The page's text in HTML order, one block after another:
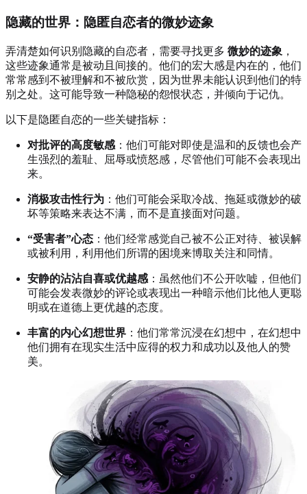
隐藏的世界：隐匿自恋者的微妙迹象
弄清楚如何识别隐藏的自恋者，需要寻找更多 微妙的迹象 ，
这些迹象通常是被动且间接的。他们的宏大感是内在的，他们
常常感到不被理解和不被欣赏，因为世界未能认识到他们的特
别之处。这可能导致一种隐秘的怨恨状态，并倾向于记仇。
以下是隐匿自恋的一些关键指标：
对批评的高度敏感 ：他们可能对即使是温和的反馈也会产
生强烈的羞耻、屈辱或愤怒感，尽管他们可能不会表现出
来。
消极攻击性行为 ：他们可能会采取冷战、拖延或微妙的破
坏等策略来表达不满，而不是直接面对问题。
“受害者”心态 ：他们经常感觉自己被不公正对待、被误解
或被利用，利用他们所谓的困境来博取关注和同情。
安静的沾沾自喜或优越感 ：虽然他们不公开吹嘘，但他们
可能会发表微妙的评论或表现出一种暗示他们比他人更聪
明或在道德上更优越的态度。
丰富的内心幻想世界 ：他们常常沉浸在幻想中，在幻想中
他们拥有在现实生活中应得的权力和成功以及他人的赞
美。